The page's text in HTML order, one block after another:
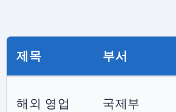
제목 부서
해외 영업 국제부